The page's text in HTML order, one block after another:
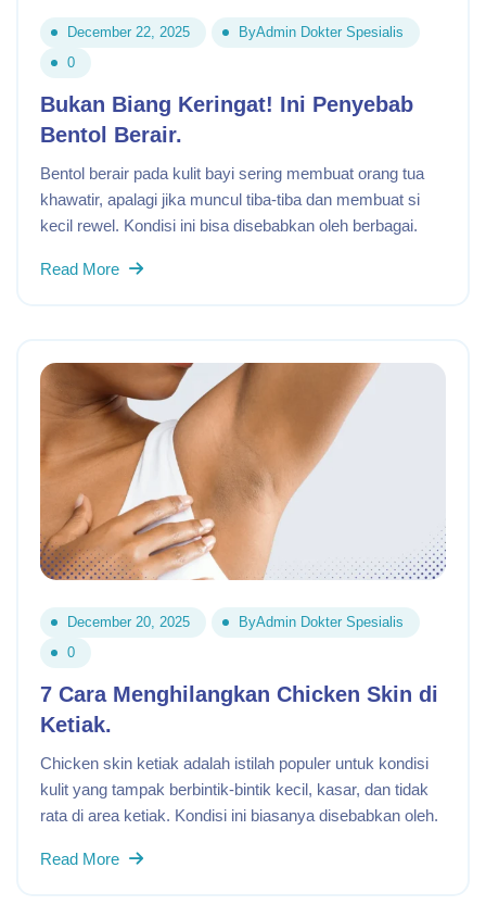
December 22, 2025 ByAdmin Dokter Spesialis
0
Bukan Biang Keringat! Ini Penyebab
Bentol Berair.
Bentol berair pada kulit bayi sering membuat orang tua
khawatir, apalagi jika muncul tiba-tiba dan membuat si
kecil rewel. Kondisi ini bisa disebabkan oleh berbagai.
Read More
December 20, 2025 ByAdmin Dokter Spesialis
0
7 Cara Menghilangkan Chicken Skin di
Ketiak.
Chicken skin ketiak adalah istilah populer untuk kondisi
kulit yang tampak berbintik-bintik kecil, kasar, dan tidak
rata di area ketiak. Kondisi ini biasanya disebabkan oleh.
Read More